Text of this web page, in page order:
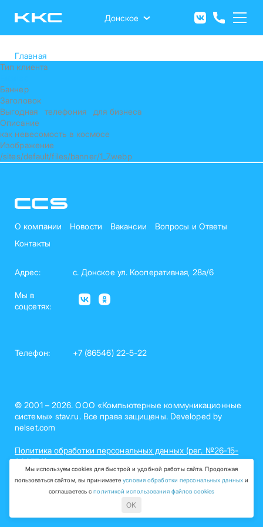
Донское
Главная
Тип клиента
Баннер
Заголовок
Выгодная телефония для бизнеса
Описание
как невесомость в космосе
Изображение
/sites/default/files/banner/1_7.webp
Мы используем cookies для быстрой и удобной работы сайта. Продолжая
пользоваться сайтом, вы принимаетеусловия обработки персональных данных и
соглашаетесь сполитикой использования файлов cookies
OK
О компании Новости Вакансии
Вопросы и Ответы
Контакты
Адрес: с. Донское ул. Кооперативная, 28а/6
Мы в
соцсетях:
Телефон: +7 (86546) 22-5-22
© 2001 – 2026. ООО «Компьютерные коммуникационные
системы» stav.ru. Все права защищены. Developed by
nelset.com
Политика обработки персональных данных (рег. №26-15-
000758)